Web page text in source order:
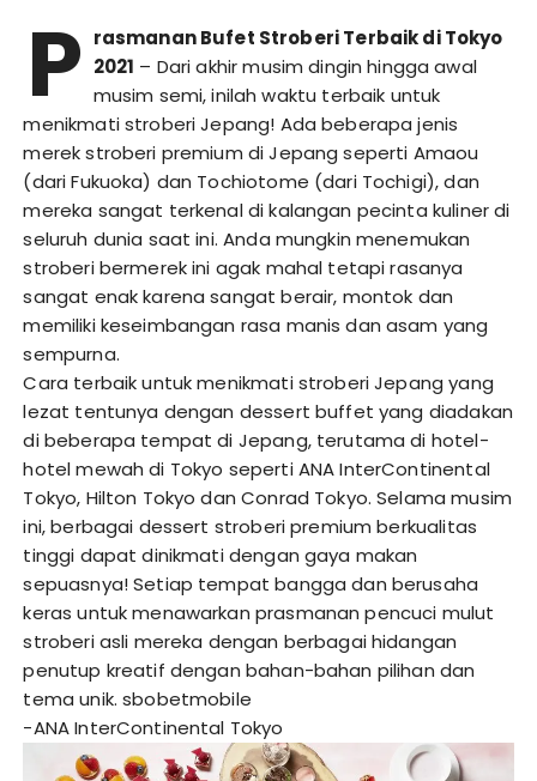
P rasmanan Bufet Stroberi Terbaik di Tokyo
2021 – Dari akhir musim dingin hingga awal
musim semi, inilah waktu terbaik untuk
menikmati stroberi Jepang! Ada beberapa jenis
merek stroberi premium di Jepang seperti Amaou
(dari Fukuoka) dan Tochiotome (dari Tochigi), dan
mereka sangat terkenal di kalangan pecinta kuliner di
seluruh dunia saat ini. Anda mungkin menemukan
stroberi bermerek ini agak mahal tetapi rasanya
sangat enak karena sangat berair, montok dan
memiliki keseimbangan rasa manis dan asam yang
sempurna.
Cara terbaik untuk menikmati stroberi Jepang yang
lezat tentunya dengan dessert buffet yang diadakan
di beberapa tempat di Jepang, terutama di hotel-
hotel mewah di Tokyo seperti ANA InterContinental
Tokyo, Hilton Tokyo dan Conrad Tokyo. Selama musim
ini, berbagai dessert stroberi premium berkualitas
tinggi dapat dinikmati dengan gaya makan
sepuasnya! Setiap tempat bangga dan berusaha
keras untuk menawarkan prasmanan pencuci mulut
stroberi asli mereka dengan berbagai hidangan
penutup kreatif dengan bahan-bahan pilihan dan
tema unik.sbobetmobile
-ANA InterContinental Tokyo